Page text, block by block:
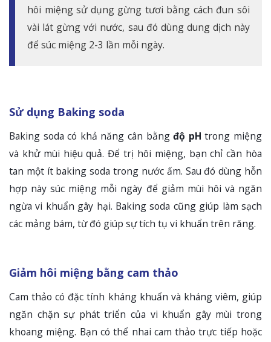
hôi miệng sử dụng gừng tươi bằng cách đun sôi
vài lát gừng với nước, sau đó dùng dung dịch này
để súc miệng 2-3 lần mỗi ngày.
Sử dụng Baking soda
Baking soda có khả năng cân bằngđộ pH trong miệng
và khử mùi hiệu quả. Để trị hôi miệng, bạn chỉ cần hòa
tan một ít baking soda trong nước ấm. Sau đó dùng hỗn
hợp này súc miệng mỗi ngày để giảm mùi hôi và ngăn
ngừa vi khuẩn gây hại. Baking soda cũng giúp làm sạch
các mảng bám, từ đó giúp sự tích tụ vi khuẩn trên răng.
Giảm hôi miệng bằng cam thảo
Cam thảo có đặc tính kháng khuẩn và kháng viêm, giúp
ngăn chặn sự phát triển của vi khuẩn gây mùi trong
khoang miệng. Bạn có thể nhai cam thảo trực tiếp hoặc